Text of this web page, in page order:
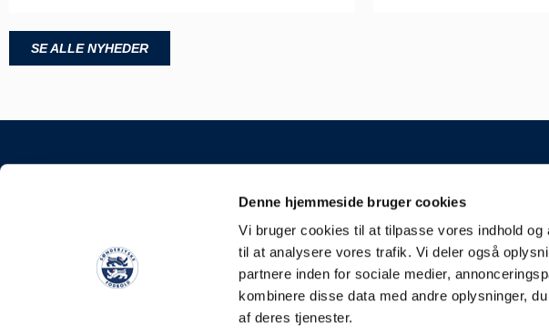
Denne hjemmeside bruger cookies
Vi bruger cookies til at tilpasse vores indhold
til at analysere vores trafik. Vi deler også
partnere inden for sociale medier,
kombinere disse data med andre oplysninger,
af deres tjenester.
SE ALLE NYHEDER
Stadionvej 5, 6100 Haderslev
E-mail: kontakt@soenderjyskefodbold.dk
Tlf: +45 4248 0387
CVR: 31588111